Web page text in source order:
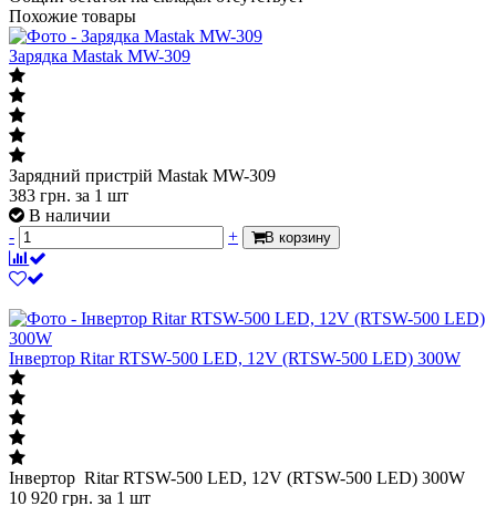
Добавить свой отзыв или задать вопрос
Общий остаток на складахотсутствует
Похожие товары
Зарядка Mastak MW-309
Зарядний пристрій Mastak MW-309
383
В наличии
-
Інвертор Ritar RTSW-500 LED, 12V (RTSW-500 LED) 300W